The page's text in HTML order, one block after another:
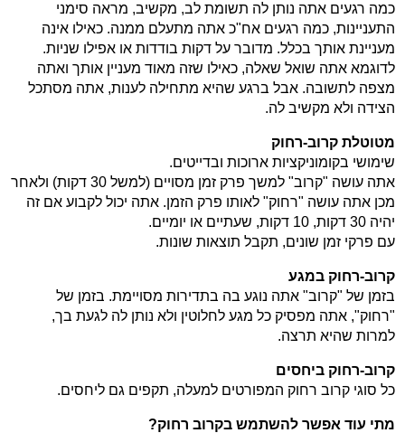
כמה רגעים אתה נותן לה תשומת לב, מקשיב, מראה סימני
התעניינות, כמה רגעים אח"כ אתה מתעלם ממנה. כאילו אינה
מעניינת אותך בכלל. מדובר על דקות בודדות או אפילו שניות.
לדוגמא אתה שואל שאלה, כאילו שזה מאוד מעניין אותך ואתה
מצפה לתשובה. אבל ברגע שהיא מתחילה לענות, אתה מסתכל
הצידה ולא מקשיב לה.
מטוטלת קרוב-רחוק
שימושי בקומוניקציות ארוכות ובדייטים.
אתה עושה "קרוב" למשך פרק זמן מסויים (למשל 30 דקות) ולאחר
מכן אתה עושה "רחוק" לאותו פרק הזמן. אתה יכול לקבוע אם זה
יהיה 30 דקות, 10 דקות, שעתיים או יומיים.
עם פרקי זמן שונים, תקבל תוצאות שונות.
קרוב-רחוק במגע
בזמן של "קרוב" אתה נוגע בה בתדירות מסויימת. בזמן של
"רחוק", אתה מפסיק כל מגע לחלוטין ולא נותן לה לגעת בך,
למרות שהיא תרצה.
קרוב-רחוק ביחסים
כל סוגי קרוב רחוק המפורטים למעלה, תקפים גם ליחסים.
מתי עוד אפשר להשתמש בקרוב רחוק?